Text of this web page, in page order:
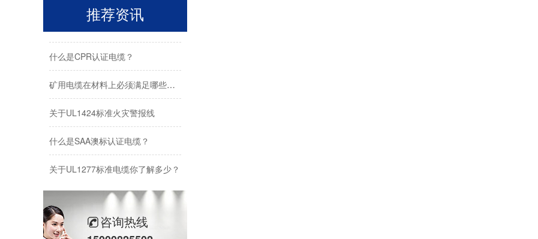
推荐资讯
关于UL44标准电缆
咨询热线